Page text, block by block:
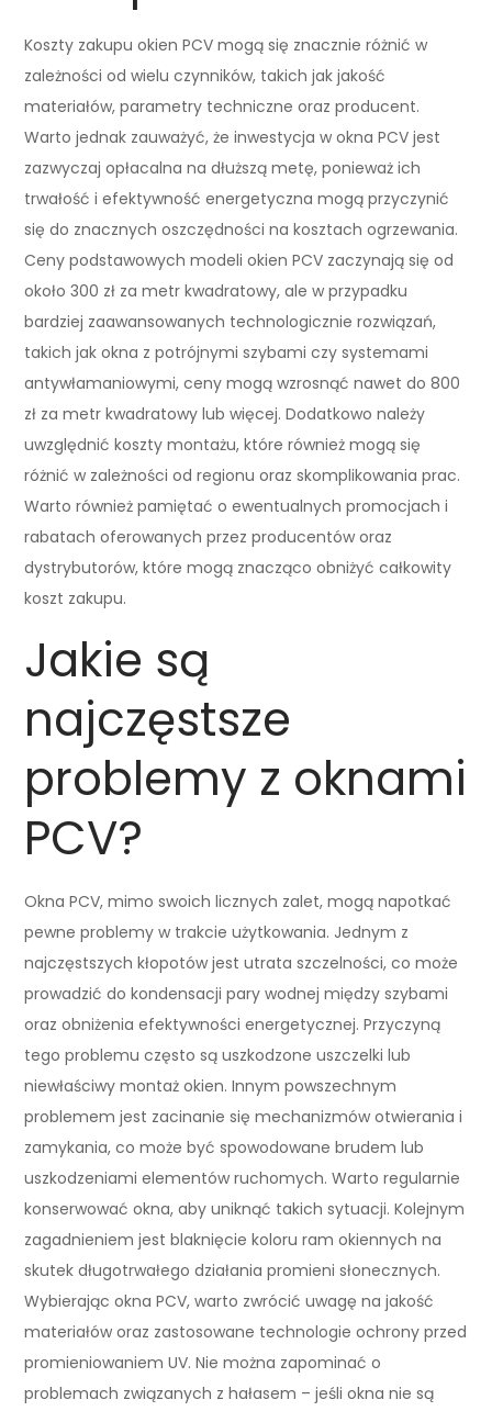
Koszty zakupu okien PCV mogą się znacznie różnić w
zależności od wielu czynników, takich jak jakość
materiałów, parametry techniczne oraz producent.
Warto jednak zauważyć, że inwestycja w okna PCV jest
zazwyczaj opłacalna na dłuższą metę, ponieważ ich
trwałość i efektywność energetyczna mogą przyczynić
się do znacznych oszczędności na kosztach ogrzewania.
Ceny podstawowych modeli okien PCV zaczynają się od
około 300 zł za metr kwadratowy, ale w przypadku
bardziej zaawansowanych technologicznie rozwiązań,
takich jak okna z potrójnymi szybami czy systemami
antywłamaniowymi, ceny mogą wzrosnąć nawet do 800
zł za metr kwadratowy lub więcej. Dodatkowo należy
uwzględnić koszty montażu, które również mogą się
różnić w zależności od regionu oraz skomplikowania prac.
Warto również pamiętać o ewentualnych promocjach i
rabatach oferowanych przez producentów oraz
dystrybutorów, które mogą znacząco obniżyć całkowity
koszt zakupu.
Jakie są
najczęstsze
problemy z oknami
PCV?
Okna PCV, mimo swoich licznych zalet, mogą napotkać
pewne problemy w trakcie użytkowania. Jednym z
najczęstszych kłopotów jest utrata szczelności, co może
prowadzić do kondensacji pary wodnej między szybami
oraz obniżenia efektywności energetycznej. Przyczyną
tego problemu często są uszkodzone uszczelki lub
niewłaściwy montaż okien. Innym powszechnym
problemem jest zacinanie się mechanizmów otwierania i
zamykania, co może być spowodowane brudem lub
uszkodzeniami elementów ruchomych. Warto regularnie
konserwować okna, aby uniknąć takich sytuacji. Kolejnym
zagadnieniem jest blaknięcie koloru ram okiennych na
skutek długotrwałego działania promieni słonecznych.
Wybierając okna PCV, warto zwrócić uwagę na jakość
materiałów oraz zastosowane technologie ochrony przed
promieniowaniem UV. Nie można zapominać o
problemach związanych z hałasem – jeśli okna nie są